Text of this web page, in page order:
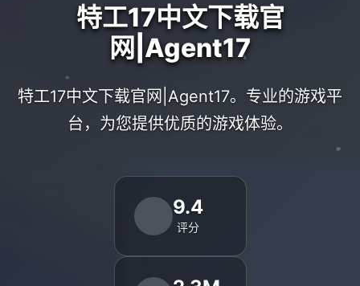
特工17中文下载官
网|Agent17
特工17中文下载官网|Agent17。专业的游戏平
台，为您提供优质的游戏体验。
9.4
评分